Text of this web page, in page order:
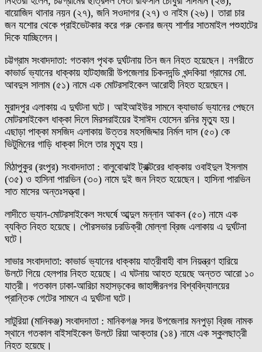
বায়োজিদ থানার নয়ন (২৭), জনি সওদাগর (২৭) ও নাইম (২৬)। তারা চার
জন যশোর থেকে প্রাইভেটকার করে গরু কেনার জন্য শার্শার সাতমাইল পশুহাটের
দিকে যাচ্ছিলেন।
চট্টগ্রাম সংবাদদাতা: গতকাল পৃথক দুর্ঘটনায় তিন জন নিহত হয়েছেন। নগরীতে
কাভার্ড ভ্যানের ধাক্কায় হাটহাজারী উপজেলার চিকনদন্ডি খন্দকিয়া গ্রামের মো.
আবদুস সালাম (৫১) নামে এক মোটরসাইকেল আরোহী নিহত হয়েছেন।
মুরাদপুর এলাকায় এ দুর্ঘটনা ঘটে। আইআইউর সামনে ক্যাভার্ড ভ্যানের পেছনে
মোটরসাইকেল ধাক্কা দিলে মিরসরাইয়ের ইসাঈদ হোসেন রনির মৃত্যু হয়।
এছাড়া পাক্কা মসজিদ এলাকায় উত্তর মহসজিদ্দার নির্মল দাস (৫০) কে
ভিটুমিনের গাড়ি ধাক্কা দিলে তার মৃত্যু হয়।
মিঠাপুকুর (রংপুর) সংবাদদাতা : বালুবোঝাই ট্রাক্টরের ধাক্কায় ওবাইদুল ইসলাম
(৩৫) ও হাসিনা পারভিন (৩০) নামে দুই জন নিহত হয়েছেন। হাসিনা পারভিন
সাত মাসের অন্তঃসত্ত্বা।
লাদীতে ভ্যান-মোটরসাইকেল সংঘর্ষে আব্দুল মন্নান আকন (৫০) নামে এক
ব্যক্তি নিহত হয়েছে। পৌরসভার চরডিক্রী মোল্লা ব্রিজ এলাকায় এ দুর্ঘটনা
ঘটে।
সাভার সংবাদদাতা: কাভার্ড ভ্যানের ধাক্কায় যাত্রীবাহী বাস নিয়ন্ত্রণ হারিয়ে
উলটে গিয়ে হেলপার নিহত হয়েছে। এ ঘটনায় আহত হয়েছে অন্তত আরো ১০
যাত্রী। গতকাল ঢাকা-আরিচা মহাসড়কের জাহাঙ্গীরনগর বিশ্ববিদ্যালয়ের
প্রান্তিক গেটের সামনে এ দুর্ঘটনা ঘটে।
সাটুরিয়া (মানিকঞ্জ) সংবাদদাতা : মানিকগঞ্জ সদর উপজেলার মনপুড়া ব্রিজ নামক
স্থানে গতকাল বাইসাইকেল উলটে রিয়া আক্তার (১৪) নামে এক স্কুলছাত্রী
নিহত হয়েছে।